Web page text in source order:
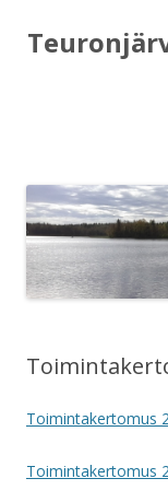
Toimintakertomus
Toimintakertomus